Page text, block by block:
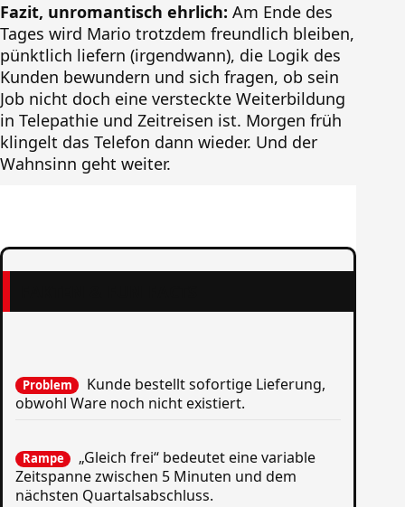
Fazit, unromantisch ehrlich: Am Ende des
Tages wird Mario trotzdem freundlich bleiben,
pünktlich liefern (irgendwann), die Logik des
Kunden bewundern und sich fragen, ob sein
Job nicht doch eine versteckte Weiterbildung
in Telepathie und Zeitreisen ist. Morgen früh
klingelt das Telefon dann wieder. Und der
Wahnsinn geht weiter.
Problem
Kunde bestellt sofortige Lieferung,
obwohl Ware noch nicht existiert.
Rampe
„Gleich frei“ bedeutet eine variable
Zeitspanne zwischen 5 Minuten und dem
nächsten Quartalsabschluss.